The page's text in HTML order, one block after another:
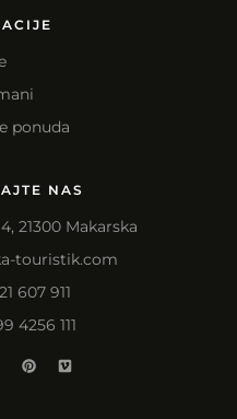
ponuda
NAS
21300 Makarska
touristik.com
607 911
4256 111